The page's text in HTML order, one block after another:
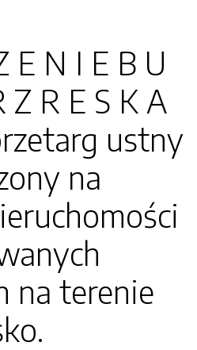
E N I E B U
Z R E S K A
ustny
na
na terenie